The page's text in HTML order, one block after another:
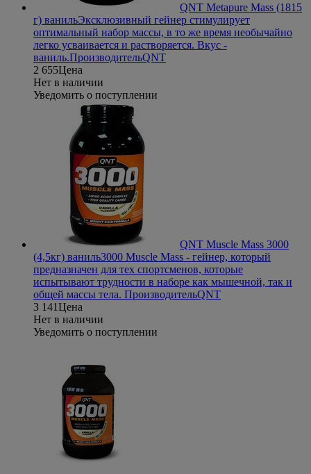
QNT Metapure Mass (1815
г) ванильЭксклюзивный гейнер стимулирует
оптимальный набор массы, в то же время необычайно
легко усваивается и растворяется. Вкус -
ваниль.ПроизводительQNT
2 655Цена
Нет в наличии
Уведомить о поступлении
QNT Muscle Mass 3000
(4,5кг) ваниль3000 Muscle Mass - гейнер, который
предназначен для тех спортсменов, которые
испытывают трудности в наборе как мышечной, так и
общей массы тела. ПроизводительQNT
3 141Цена
Нет в наличии
Уведомить о поступлении